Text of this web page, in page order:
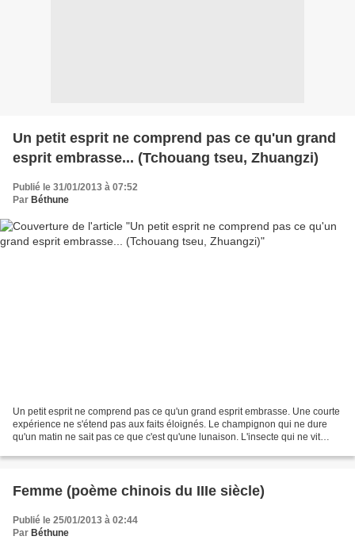
Un petit esprit ne comprend pas ce qu'un grand
esprit embrasse... (Tchouang tseu, Zhuangzi)
Publié le 31/01/2013 à 07:52
Par Béthune
Un petit esprit ne comprend pas ce qu'un grand esprit embrasse. Une courte
expérience ne s'étend pas aux faits éloignés. Le champignon qui ne dure
qu'un matin ne sait pas ce que c'est qu'une lunaison. L'insecte qui ne vit
Femme (poème chinois du IIIe siècle)
Publié le 25/01/2013 à 02:44
Par Béthune